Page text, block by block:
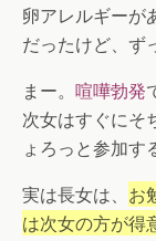
卵アレルギーが
だったけど、ず
まー。 喧嘩勃発
次女はすぐにそ
ょろっと参加
実は長女は、 お
は次女の方が得